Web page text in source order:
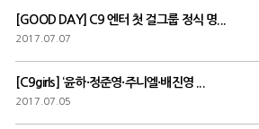
[GOOD DAY] C9 엔터 첫 걸그룹 정식 명...
2017.07.07
[C9girls] ‘윤하·정준영·주니엘·배진영 ...
2017.07.05